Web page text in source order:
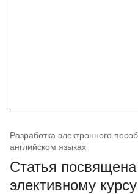
Разработка электронного
английском языках
Статья посвящена
элективному